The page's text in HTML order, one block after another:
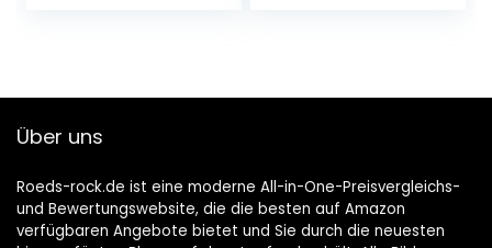
Über uns
Roeds-rock.de ist eine moderne All-in-One-Preisvergleichs-
und Bewertungswebsite, die die besten auf Amazon
verfügbaren Angebote bietet und Sie durch die neuesten